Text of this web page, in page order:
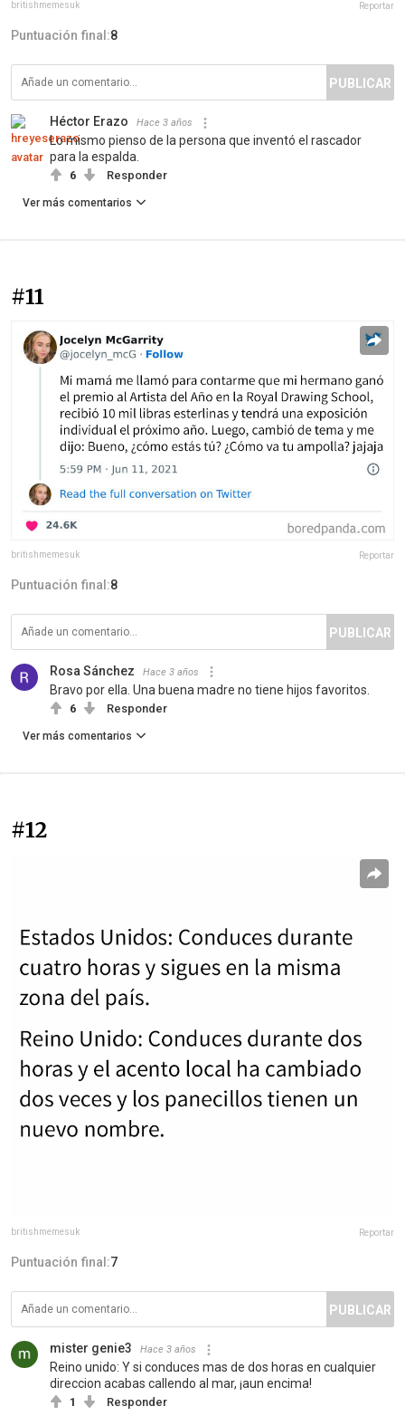
britishmemesuk Reportar
Puntuación final:8
PUBLICAR
Héctor Erazo Hace 3 años
Lo mismo pienso de la persona que inventó el rascador
para la espalda.
6 Responder
Ver más comentarios
#11
britishmemesuk Reportar
Puntuación final:8
PUBLICAR
Rosa Sánchez Hace 3 años
Bravo por ella. Una buena madre no tiene hijos favoritos.
6 Responder
Ver más comentarios
#12
britishmemesuk Reportar
Puntuación final:7
PUBLICAR
mister genie3 Hace 3 años
Reino unido: Y si conduces mas de dos horas en cualquier
direccion acabas callendo al mar, ¡aun encima!
1 Responder